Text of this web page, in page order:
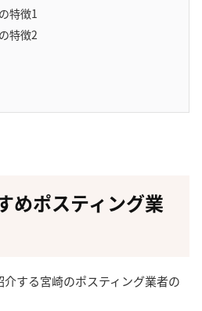
特徴1
特徴2
めポスティング業
する宮崎のポスティング業者の